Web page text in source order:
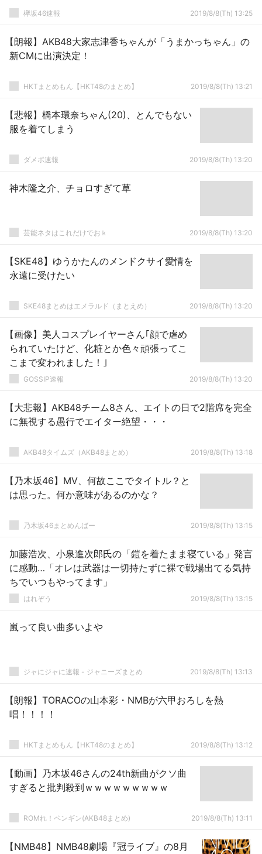
欅坂46速報 2019/8/8(Th) 13:25
【朗報】AKB48大家志津香ちゃんが「うまかっちゃん」の
新CMに出演決定！
HKTまとめもん【HKT48のまとめ】 2019/8/8(Th) 13:21
【悲報】橋本環奈ちゃん(20)、とんでもない
服を着てしまう
ダメポ速報 2019/8/8(Th) 13:20
神木隆之介、チョロすぎて草
芸能ネタはこれだけでおｋ 2019/8/8(Th) 13:20
【SKE48】ゆうかたんのメンドクサイ愛情を
永遠に受けたい
SKE48まとめはエメラルド（まとえめ） 2019/8/8(Th) 13:20
【画像】美人コスプレイヤーさん｢顔で虐め
られていたけど、化粧とか色々頑張ってこ
こまで変われました！｣
GOSSIP速報 2019/8/8(Th) 13:20
【大悲報】AKB48チーム8さん、エイトの日で2階席を完全
に無視する愚行でエイター絶望・・・
AKB48タイムズ（AKB48まとめ） 2019/8/8(Th) 13:18
【乃木坂46】MV、何故ここでタイトル？と
は思った。何か意味があるのかな？
乃木坂46まとめんばー 2019/8/8(Th) 13:15
加藤浩次、小泉進次郎氏の「鎧を着たまま寝ている」発言
に感動…「オレは武器は一切持たずに裸で戦場出てる気持
ちでいつもやってます」
はれぞう 2019/8/8(Th) 13:15
嵐って良い曲多いよや
ジャにジャに速報 - ジャニーズまとめ 2019/8/8(Th) 13:13
【朗報】TORACOの山本彩・NMBが六甲おろしを熱
唱！！！！
HKTまとめもん【HKT48のまとめ】 2019/8/8(Th) 13:12
【動画】乃木坂46さんの24th新曲がクソ曲
すぎると批判殺到ｗｗｗｗｗｗｗｗｗ
ROMれ！ペンギン(AKB48まとめ) 2019/8/8(Th) 13:11
【NMB48】NMB48劇場『冠ライブ』の8月